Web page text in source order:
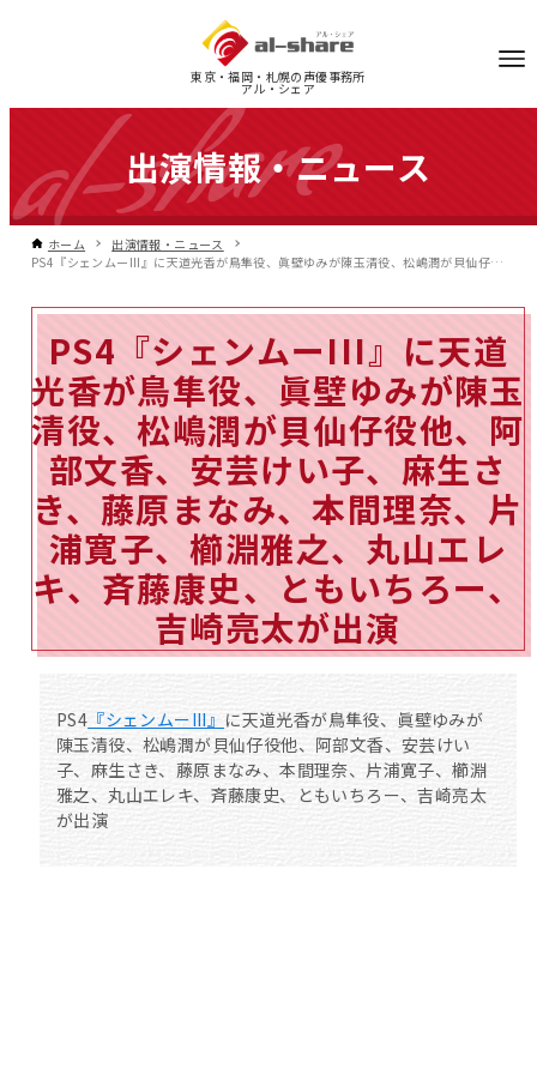
東京・福岡・札幌の声優事務所
アル・シェア
出演情報・ニュース
ホーム
出演情報・ニュース
PS4『シェンムーIII』に天道光香が鳥隼役、眞壁ゆみが陳玉清役、松嶋潤が貝仙仔役他、阿部文香、安芸けい子、麻生さき、藤原まなみ、本間理奈、片浦寛子、櫛淵雅之、丸山エレキ、斉藤康史、ともいちろー、吉崎亮太が出演
PS4『シェンムーIII』に天道
光香が鳥隼役、眞壁ゆみが陳玉
清役、松嶋潤が貝仙仔役他、阿
部文香、安芸けい子、麻生さ
き、藤原まなみ、本間理奈、片
浦寛子、櫛淵雅之、丸山エレ
キ、斉藤康史、ともいちろー、
吉崎亮太が出演
PS4 『シェンムーIII』 に天道光香が鳥隼役、眞壁ゆみが
陳玉清役、松嶋潤が貝仙仔役他、阿部文香、安芸けい
子、麻生さき、藤原まなみ、本間理奈、片浦寛子、櫛淵
雅之、丸山エレキ、斉藤康史、ともいちろー、吉崎亮太
が出演